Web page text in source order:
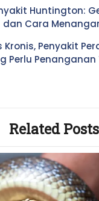
Huntington:
dan Cara
Kronis, Penyakit
Perlu Penanganan
Related Posts